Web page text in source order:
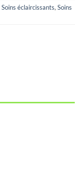
Soins éclaircissants, Soins